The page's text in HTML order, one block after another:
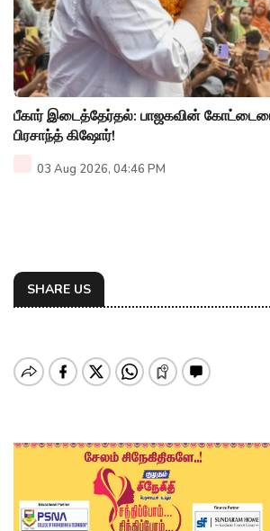
பீகார் இடைத்தேர்தல்: பாஜகவின்
பிரசாந்த் கிஷோர்!
03 Aug 2026, 04:46 PM
SHARE US